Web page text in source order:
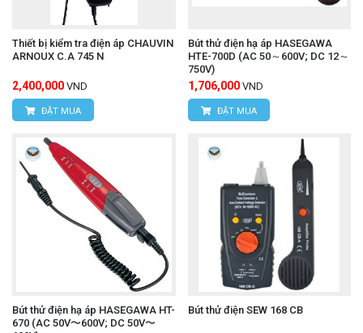
Thiết bị kiểm tra điện áp CHAUVIN
ARNOUX C.A 745 N
2,400,000 VND
ĐẶT MUA
Bút thử điện hạ áp HASEGAWA
HTE-700D (AC 50～600V; DC 12～
750V)
1,706,000 VND
ĐẶT MUA
Bút thử điện hạ áp HASEGAWA HT-
670 (AC 50V〜600V; DC 50V〜
Bút thử điện SEW 168 CB